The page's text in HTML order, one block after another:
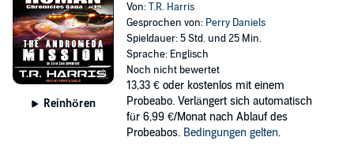
Reinhören
Von:T.R. Harris
Gesprochen von: Perry Daniels
Spieldauer: 5 Std. und 25 Min.
Sprache: Englisch
Noch nicht bewertet
13,33 € oder kostenlos mit einem
Probeabo. Verlängert sich automatisch
für 6,99 €/Monat nach Ablauf des
Probeabos. Bedingungen gelten.